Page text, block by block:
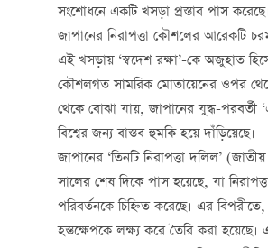
সংশোধনে একটি খসড়া প্রস্তাব পাস
জাপানের নিরাপত্তা কৌশলের আরেকটি
এই খসড়ায় ‘স্বদেশ রক্ষা’-কে অজুহাত
কৌশলগত সামরিক মোতায়েনের ওপর থেকে
থেকে বোঝা যায়, জাপানের যুদ্ধ-পরবর্তী
বিশ্বের জন্য বাস্তব হুমকি হয়ে দাঁড়িয়েছে।
জাপানের ‘তিনটি নিরাপত্তা দলিল’
সালের শেষ দিকে পাস হয়েছে, যা
পরিবর্তনকে চিহ্নিত করেছে। এর
হস্তক্ষেপকে লক্ষ্য করে তৈরি করা হয়েছে।